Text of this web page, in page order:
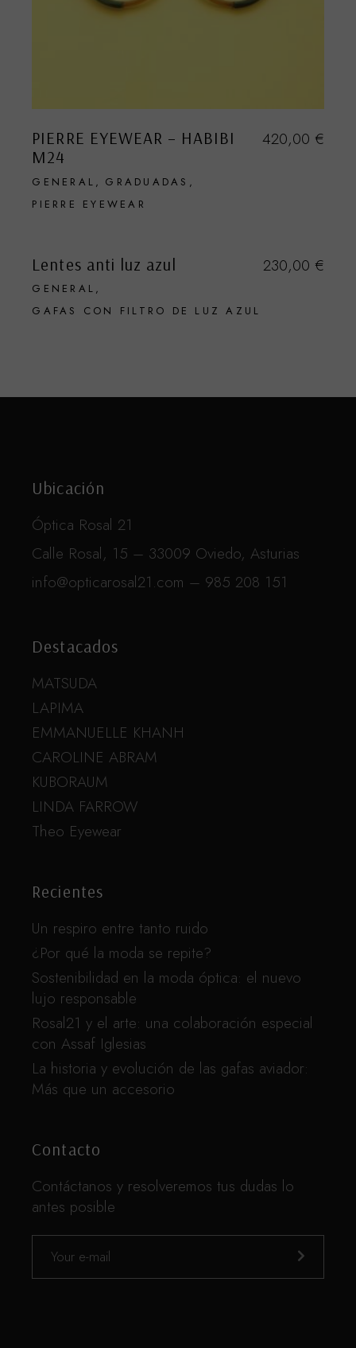
PIERRE EYEWEAR – HABIBI
M24
GENERAL
GRADUADAS
PIERRE EYEWEAR
420,00 €
Lentes anti luz azul
GENERAL
GAFAS CON FILTRO DE LUZ AZUL
230,00 €
Ubicación
Óptica Rosal 21
Calle Rosal, 15 – 33009 Oviedo, Asturias
info@opticarosal21.com – 985 208 151
Destacados
MATSUDA
LAPIMA
EMMANUELLE KHANH
CAROLINE ABRAM
KUBORAUM
LINDA FARROW
Theo Eyewear
Recientes
Un respiro entre tanto ruido
¿Por qué la moda se repite?
Sostenibilidad en la moda óptica: el nuevo
lujo responsable
Rosal21 y el arte: una colaboración especial
con Assaf Iglesias
La historia y evolución de las gafas aviador:
Más que un accesorio
Contacto
Contáctanos y resolveremos tus dudas lo
antes posible